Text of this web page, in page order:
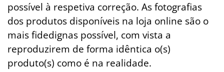
possível à respetiva correção. As fotografias
dos produtos disponíveis na loja online são o
mais fidedignas possível, com vista a
reproduzirem de forma idêntica o(s)
produto(s) como é na realidade.